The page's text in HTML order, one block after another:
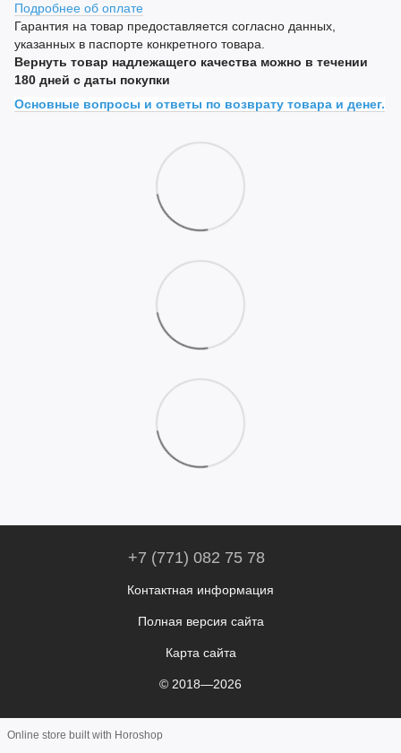
Подробнее об оплате
Гарантия на товар предоставляется согласно данных,
указанных в паспорте конкретного товара.
Вернуть товар надлежащего качества можно в течении
180 дней с даты покупки
Основные вопросы и ответы по возврату товара и денег.
+7 (771) 082 75 78
Контактная информация
Полная версия сайта
Карта сайта
© 2018—2026
Online store built with Horoshop